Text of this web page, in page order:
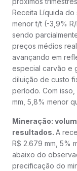
Receita Líquida do
menor t/t (-3,9%
sendo
preços médios
avançando em
especial carvão e
diluição de custo
período. Com isso,
mm, 5,8% menor
Mineração:
resultados. A
R$ 2.679 mm, 5%
abaixo do
precificação do